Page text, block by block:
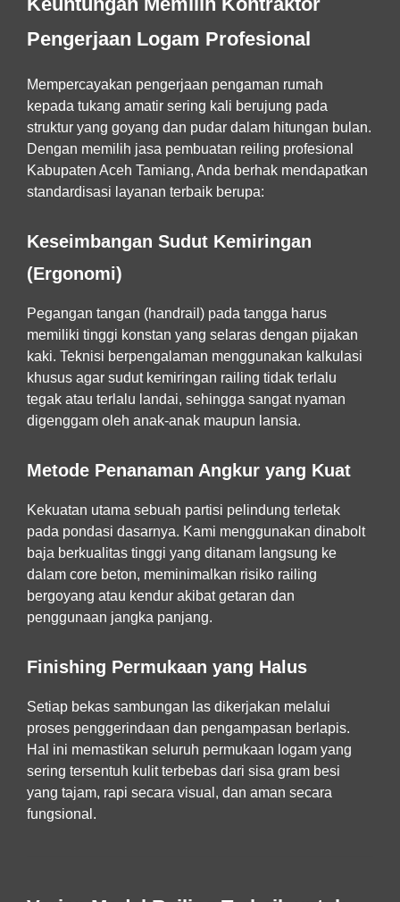
Pengerjaan Logam Profesional
Mempercayakan pengerjaan pengaman rumah
kepada tukang amatir sering kali berujung pada
struktur yang goyang dan pudar dalam hitungan bulan.
Dengan memilih jasa pembuatan reiling profesional
Kabupaten Aceh Tamiang, Anda berhak mendapatkan
standardisasi layanan terbaik berupa:
Keseimbangan Sudut Kemiringan
(Ergonomi)
Pegangan tangan (handrail) pada tangga harus
memiliki tinggi konstan yang selaras dengan pijakan
kaki. Teknisi berpengalaman menggunakan kalkulasi
khusus agar sudut kemiringan railing tidak terlalu
tegak atau terlalu landai, sehingga sangat nyaman
digenggam oleh anak-anak maupun lansia.
Metode Penanaman Angkur yang Kuat
Kekuatan utama sebuah partisi pelindung terletak
pada pondasi dasarnya. Kami menggunakan dinabolt
baja berkualitas tinggi yang ditanam langsung ke
dalam core beton, meminimalkan risiko railing
bergoyang atau kendur akibat getaran dan
penggunaan jangka panjang.
Finishing Permukaan yang Halus
Setiap bekas sambungan las dikerjakan melalui
proses penggerindaan dan pengampasan berlapis.
Hal ini memastikan seluruh permukaan logam yang
sering tersentuh kulit terbebas dari sisa gram besi
yang tajam, rapi secara visual, dan aman secara
fungsional.